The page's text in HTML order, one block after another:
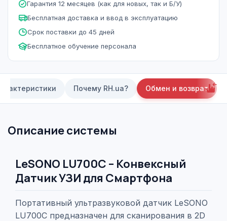
Гарантия 12 месяцев (как для новых, так и Б/У)
Бесплатная доставка и ввод в эксплуатацию
Срок поставки до 45 дней
Бесплатное обучение персонала
Почему RH.ua? Обмен и возврат
Описание системы
LeSONO LU700C – Конвексный
Датчик УЗИ для Смартфона
Портативный ультразвуковой датчик LeSONO
LU700C предназначен для сканирования в 2D